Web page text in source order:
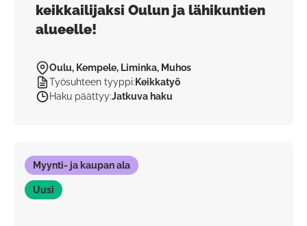
keikkailijaksi Oulun ja lähikuntien
alueelle!
Oulu, Kempele, Liminka, Muhos
Työsuhteen tyyppi: Keikkatyö
Haku päättyy:Jatkuva haku
Myynti- ja kaupan ala
Uusi